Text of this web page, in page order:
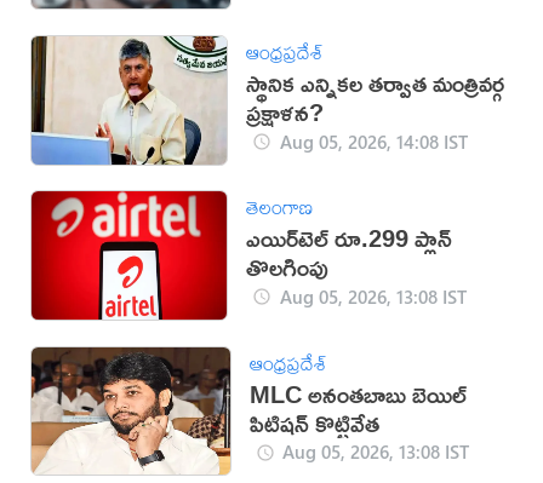
ఆంధ్రప్రదేశ్
స్థానిక ఎన్నికల తర్వాత మంత్రివర్గ
ప్రక్షాళన?
Aug 05, 2026, 14:08 IST
తెలంగాణ
ఎయిర్‌టెల్ రూ.299 ప్లాన్
తొలగింపు
Aug 05, 2026, 13:08 IST
ఆంధ్రప్రదేశ్
MLC అనంతబాబు బెయిల్
పిటిషన్ కొట్టివేత
Aug 05, 2026, 13:08 IST